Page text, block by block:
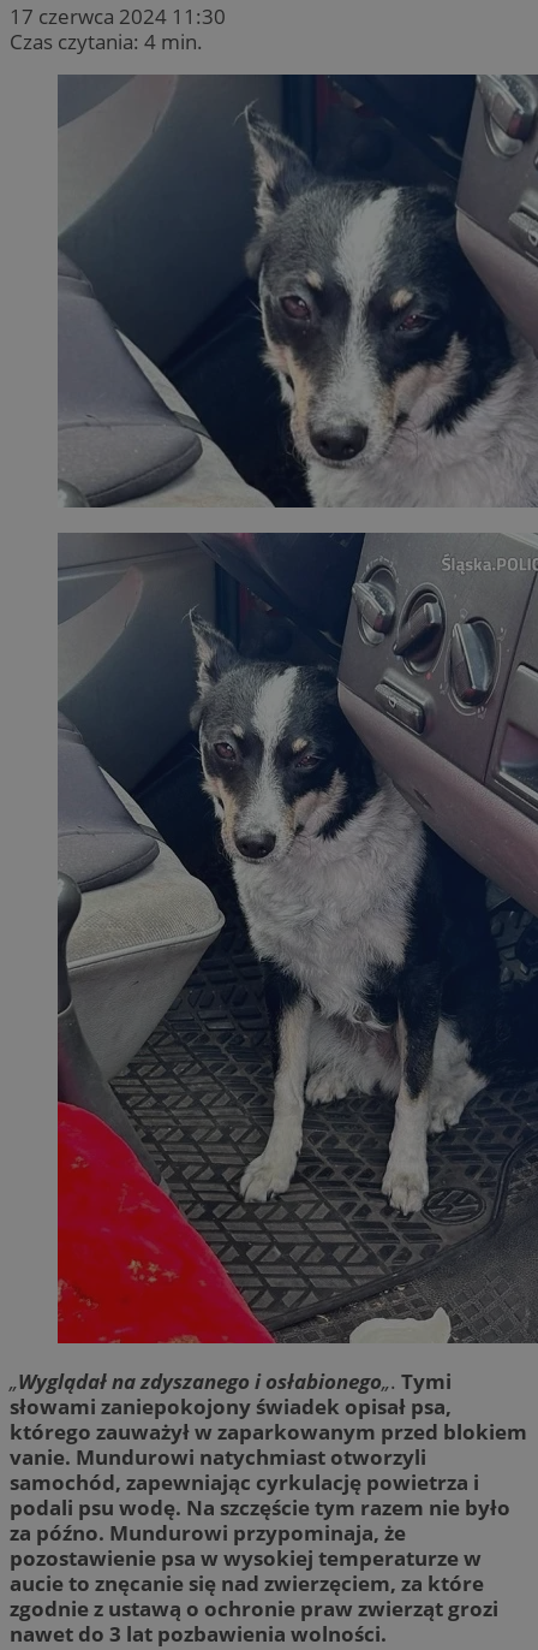
17 czerwca 2024 11:30
Czas czytania: 4 min.
„Wyglądał na zdyszanego i osłabionego„. Tymi
słowami zaniepokojony świadek opisał psa,
którego zauważył w zaparkowanym przed blokiem
vanie. Mundurowi natychmiast otworzyli
samochód, zapewniając cyrkulację powietrza i
podali psu wodę. Na szczęście tym razem nie było
za późno. Mundurowi przypominaja, że
pozostawienie psa w wysokiej temperaturze w
aucie to znęcanie się nad zwierzęciem, za które
zgodnie z ustawą o ochronie praw zwierząt grozi
nawet do 3 lat pozbawienia wolności.